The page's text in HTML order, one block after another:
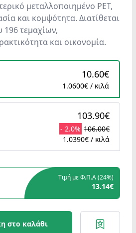
μεταλλοποιημένο PET,
και κομψότητα. Διατίθεται
196 τεμαχίων,
και οικονομία.
10.60€
1.0600€ / κιλά
103.90€
- 2.0% 106.00€
1.0390€ / κιλά
Τιμή με Φ.Π.Α (24%)
13.14€
στο καλάθι